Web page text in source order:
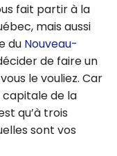
fait partir à la
mais aussi
du Nouveau-
de faire un
le vouliez. Car
capitale de la
qu’à trois
sont vos